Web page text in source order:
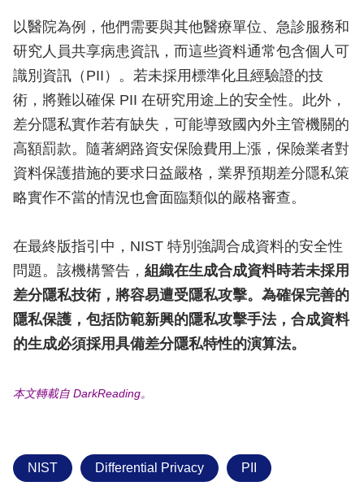
以醫院為例，他們需要與其他醫療單位、急診服務和
研究人員共享病患資訊，而這些資料通常包含個人可
識別資訊（PII）。若未採用標準化且經驗證的技
術，將難以確保 PII 在研究用途上的安全性。此外，
差分隱私實作若有缺失，可能導致國內外主管機關的
高額罰款。隨著網路資安保險費用上漲，保險業者對
資料保護措施的要求日益嚴格，業界預期差分隱私策
略實作不當的情況也會面臨類似的嚴格審查。
在最終版指引中，NIST 特別強調合成資料的安全性
問題。該機構警告， 組織在生成合成資料時若未採用
差分隱私技術，將容易遭受隱私攻擊。為確保完善的
隱私保護，包括防範新興的隱私攻擊手法，合成資料
的生成必須採用具備差分隱私特性的演算法。
本文轉載自 DarkReading。
NIST Differential Privacy PII